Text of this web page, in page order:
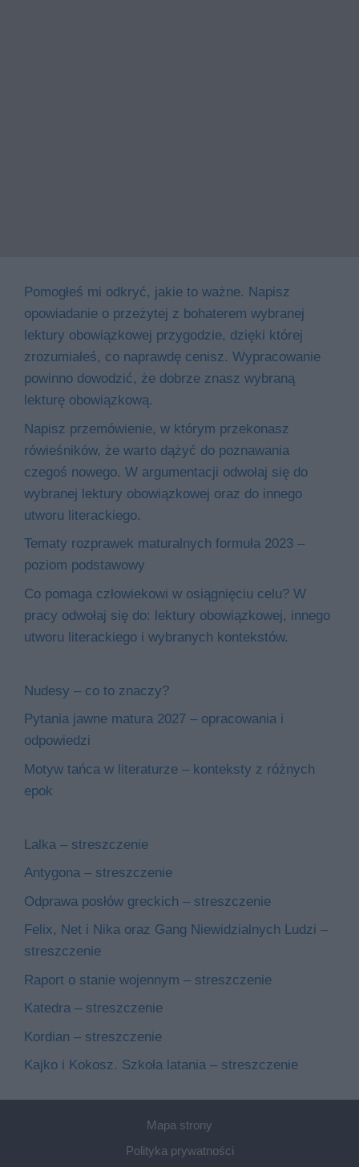
Pomogłeś mi odkryć, jakie to ważne. Napisz
opowiadanie o przeżytej z bohaterem wybranej
lektury obowiązkowej przygodzie, dzięki której
zrozumiałeś, co naprawdę cenisz. Wypracowanie
powinno dowodzić, że dobrze znasz wybraną
lekturę obowiązkową.
Napisz przemówienie, w którym przekonasz
rówieśników, że warto dążyć do poznawania
czegoś nowego. W argumentacji odwołaj się do
wybranej lektury obowiązkowej oraz do innego
utworu literackiego.
Tematy rozprawek maturalnych formuła 2023 –
poziom podstawowy
Co pomaga człowiekowi w osiągnięciu celu? W
pracy odwołaj się do: lektury obowiązkowej, innego
utworu literackiego i wybranych kontekstów.
Nudesy – co to znaczy?
Pytania jawne matura 2027 – opracowania i
odpowiedzi
Motyw tańca w literaturze – konteksty z różnych
epok
Lalka – streszczenie
Antygona – streszczenie
Odprawa posłów greckich – streszczenie
Felix, Net i Nika oraz Gang Niewidzialnych Ludzi –
streszczenie
Raport o stanie wojennym – streszczenie
Katedra – streszczenie
Kordian – streszczenie
Kajko i Kokosz. Szkoła latania – streszczenie
Mapa strony
Polityka prywatności